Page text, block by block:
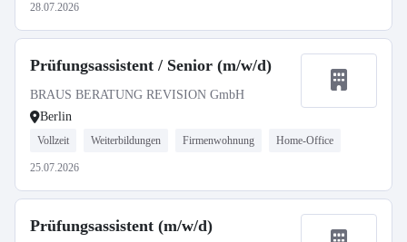
28.07.2026
Prüfungsassistent / Senior (m/w/d)
BRAUS BERATUNG REVISION GmbH
Berlin
Vollzeit Weiterbildungen Firmenwohnung Home-Office
25.07.2026
Prüfungsassistent (m/w/d)